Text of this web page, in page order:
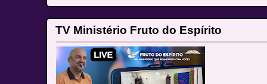
TV Ministério Fruto do Espírito